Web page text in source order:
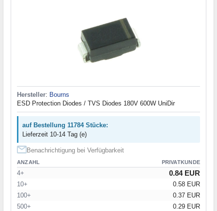
Hersteller: Bourns
ESD Protection Diodes / TVS Diodes 180V 600W UniDir
auf Bestellung 11784 Stücke:
Lieferzeit 10-14 Tag (e)
Benachrichtigung bei Verfügbarkeit
ANZAHL PRIVATKUNDE
4+ 0.84 EUR
10+
0.58 EUR
100+
0.37 EUR
500+
0.29 EUR